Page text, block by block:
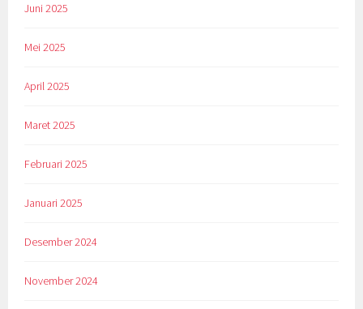
Juni 2025
Mei 2025
April 2025
Maret 2025
Februari 2025
Januari 2025
Desember 2024
November 2024